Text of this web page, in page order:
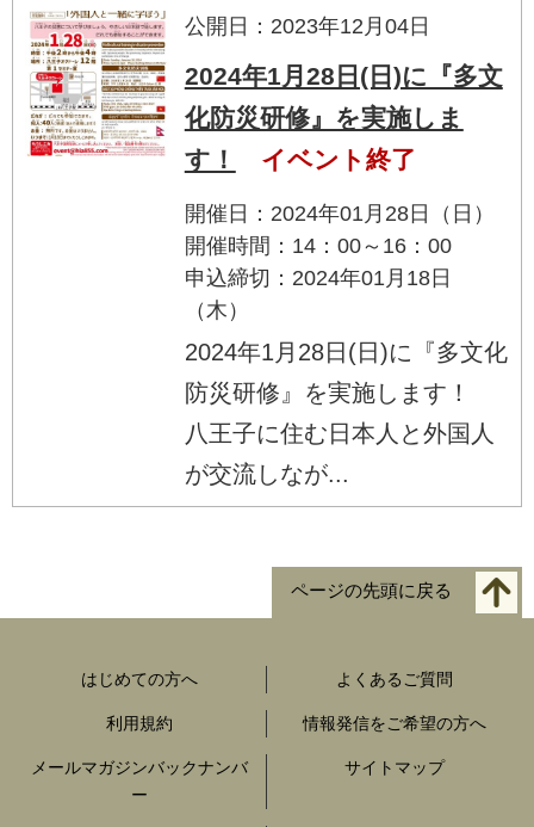
公開日：2023年12月04日
2024年1月28日(日)に『多文
化防災研修』を実施しま
す！
イベント終了
開催日：2024年01月28日（日）
開催時間：14：00～16：00
申込締切：2024年01月18日
（木）
2024年1月28日(日)に『多文化
防災研修』を実施します！
八王子に住む日本人と外国人
が交流しなが...
ページの先頭に戻る
はじめての方へ よくあるご質問
利用規約 情報発信をご希望の方へ
メールマガジンバックナンバ
ー
サイトマップ